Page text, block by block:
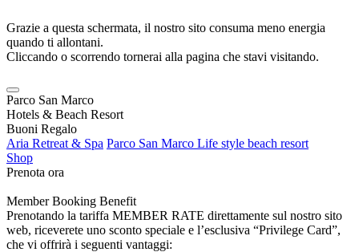
Grazie a questa schermata, il nostro sito consuma meno energia
quando ti allontani.
Cliccando o scorrendo tornerai alla pagina che stavi visitando.
Parco San Marco
Hotels & Beach Resort
Buoni Regalo
Aria Retreat & Spa Parco San Marco Life style beach resort
Shop
Prenota ora
Member Booking Benefit
Prenotando la tariffa MEMBER RATE direttamente sul nostro sito
web, riceverete uno sconto speciale e l’esclusiva “Privilege Card”,
che vi offrirà i seguenti vantaggi: